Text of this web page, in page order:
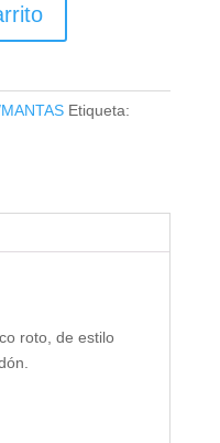
Etiqueta:
roto, de estilo